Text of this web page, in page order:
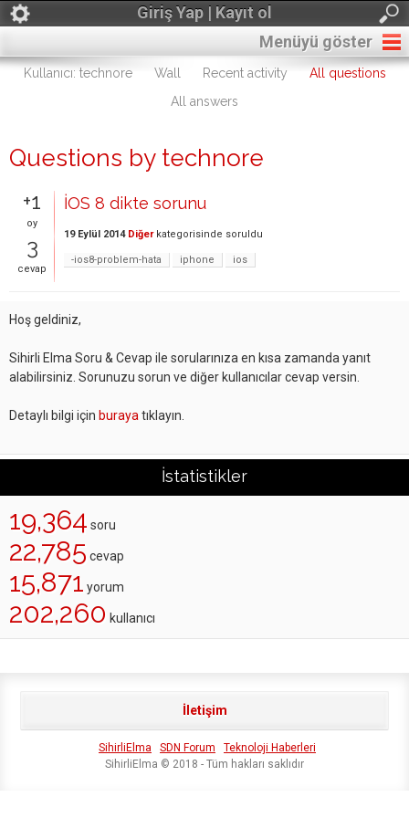
Giriş Yap | Kayıt ol
Menüyü göster
Kullanıcı: technore Wall Recent activity
All questions
All answers
Questions by technore
+1
oy
3
cevap
İOS 8 dikte sorunu
19 Eylül 2014 Diğerkategorisinde soruldu
-ios8-problem-hata iphone ios
Hoş geldiniz,
Sihirli Elma Soru & Cevap ile sorularınıza en kısa zamanda yanıt
alabilirsiniz. Sorunuzu sorun ve diğer kullanıcılar cevap versin.
Detaylı bilgi için buraya tıklayın.
İstatistikler
19,364 soru
22,785 cevap
15,871 yorum
202,260 kullanıcı
İletişim
SihirliElma SDN Forum
Teknoloji Haberleri
SihirliElma © 2018 - Tüm hakları saklıdır